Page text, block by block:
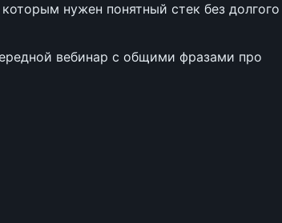
нужен понятный стек без долгого
вебинар с общими фразами про